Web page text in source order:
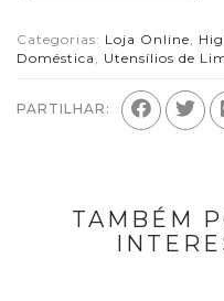
Categorias: Loja Online,
Doméstica , Utensílios de
PARTILHAR:
TAMBÉM